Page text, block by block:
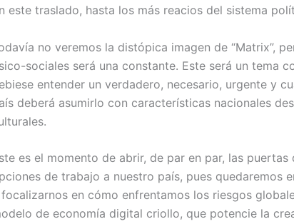
este traslado, hasta los más reacios del sistema
no veremos la distópica imagen de “Matrix”,
sociales será una constante. Este será un tema
entender un verdadero, necesario, urgente y
deberá asumirlo con características nacionales
es el momento de abrir, de par en par, las
de trabajo a nuestro país, pues quedaremos
en cómo enfrentamos los riesgos
de economía digital criollo, que potencie la